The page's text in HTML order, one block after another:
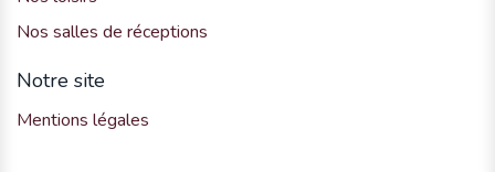
Nos salles de réceptions
Notre site
Mentions légales